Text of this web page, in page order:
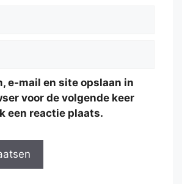
e-mail en site opslaan in
voor de volgende keer
een reactie plaats.